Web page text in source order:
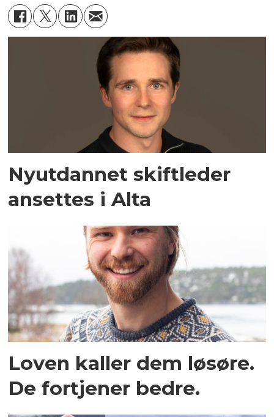
Nyutdannet skiftleder
ansettes i Alta
Loven kaller dem løsøre.
De fortjener bedre.